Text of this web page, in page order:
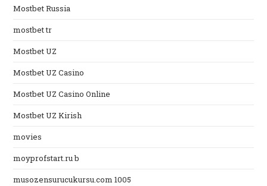
Mostbet Russia
mostbet tr
Mostbet UZ
Mostbet UZ Casino
Mostbet UZ Casino Online
Mostbet UZ Kirish
movies
moyprofstart.ru b
musozensurucukursu.com 1005